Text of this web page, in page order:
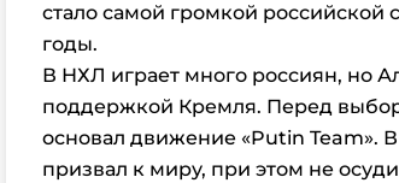
стало самой громкой российской
годы.
В НХЛ играет много россиян, но
поддержкой Кремля. Перед
основал движение «Putin Team».
призвал к миру, при этом не